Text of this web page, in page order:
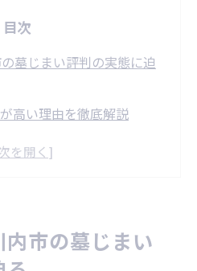
目次
墓じまい評判の実態に迫
高い理由を徹底解説
じまいの進め方とは
市の墓じまい